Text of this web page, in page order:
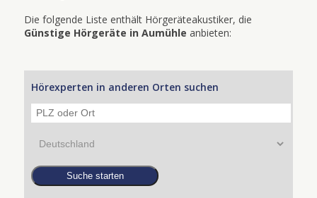
Die folgende Liste enthält Hörgeräteakustiker, die
Günstige Hörgeräte in Aumühle anbieten:
Hörexperten in anderen Orten suchen